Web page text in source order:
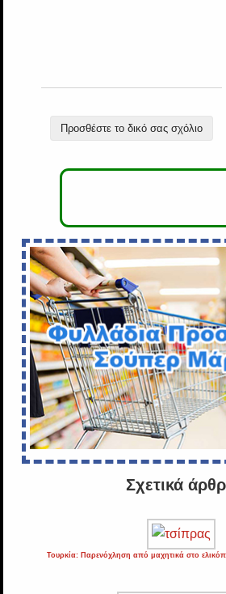
Προσθέστε το δικό σας σχόλιο
Σχετικά
Τουρκία: Παρενόχληση από μαχητικά στο